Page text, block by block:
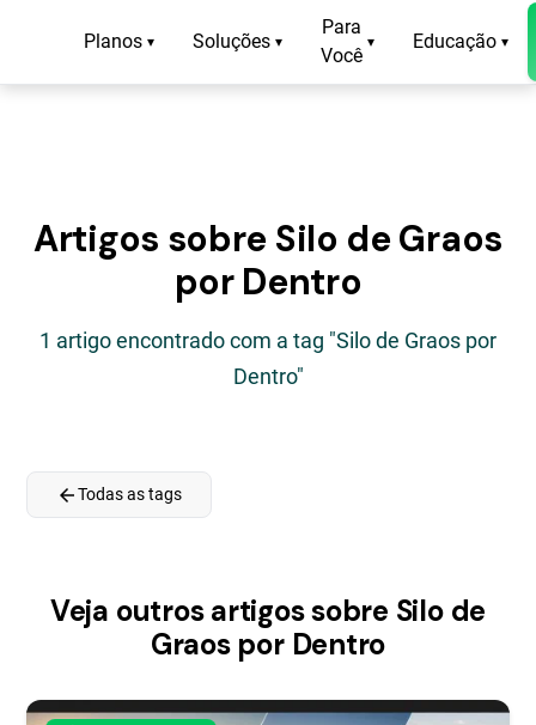
Planos ▾ Soluções ▾
Para
Você
▾ Educação ▾
Artigos sobre Silo de Graos
por Dentro
1 artigo encontrado com a tag "Silo de Graos por
Dentro"
arrow_backTodas as tags
Veja outros artigos sobre Silo de
Graos por Dentro